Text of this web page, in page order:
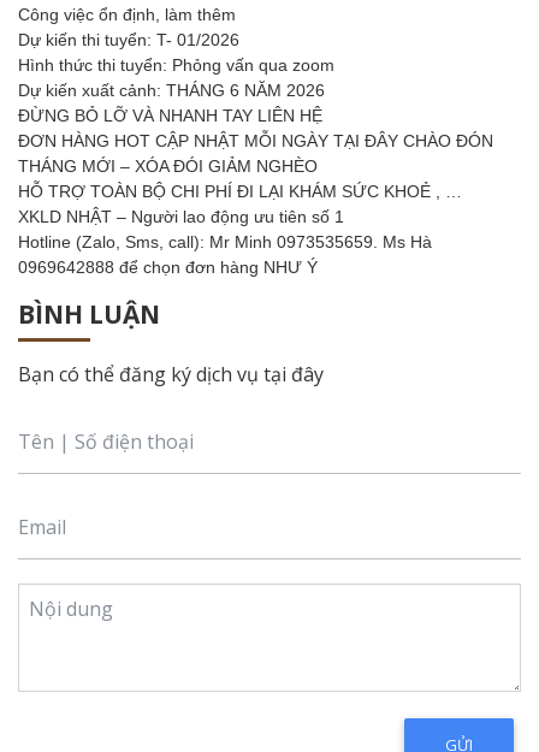
Công việc ổn định, làm thêm
Dự kiến thi tuyển: T- 01/2026
Hình thức thi tuyển: Phỏng vấn qua zoom
Dự kiến xuất cảnh: THÁNG 6 NĂM 2026
ĐỪNG BỎ LỠ VÀ NHANH TAY LIÊN HỆ
ĐƠN HÀNG HOT CẬP NHẬT MỖI NGÀY TẠI ĐÂY CHÀO ĐÓN
THÁNG MỚI – XÓA ĐÓI GIẢM NGHÈO
HỖ TRỢ TOÀN BỘ CHI PHÍ ĐI LẠI KHÁM SỨC KHOẺ , …
XKLD NHẬT – Người lao động ưu tiên số 1
Hotline (Zalo, Sms, call): Mr Minh 0973535659. Ms Hà
0969642888 để chọn đơn hàng NHƯ Ý
BÌNH LUẬN
Bạn có thể đăng ký dịch vụ tại đây